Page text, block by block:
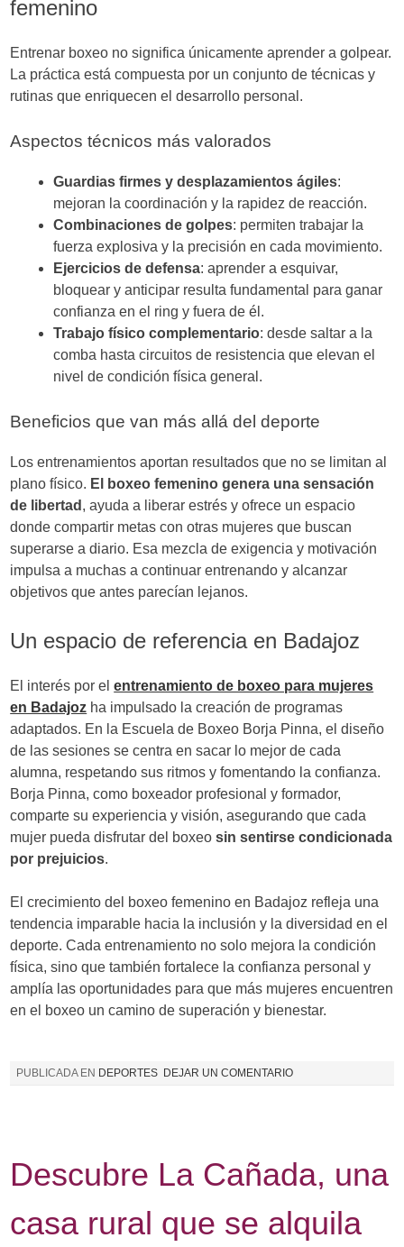
femenino
Entrenar boxeo no significa únicamente aprender a golpear.
La práctica está compuesta por un conjunto de técnicas y
rutinas que enriquecen el desarrollo personal.
Aspectos técnicos más valorados
Guardias firmes y desplazamientos ágiles:
mejoran la coordinación y la rapidez de reacción.
Combinaciones de golpes: permiten trabajar la
fuerza explosiva y la precisión en cada movimiento.
Ejercicios de defensa: aprender a esquivar,
bloquear y anticipar resulta fundamental para ganar
confianza en el ring y fuera de él.
Trabajo físico complementario: desde saltar a la
comba hasta circuitos de resistencia que elevan el
nivel de condición física general.
Beneficios que van más allá del deporte
Los entrenamientos aportan resultados que no se limitan al
plano físico. El boxeo femenino genera una sensación
de libertad , ayuda a liberar estrés y ofrece un espacio
donde compartir metas con otras mujeres que buscan
superarse a diario. Esa mezcla de exigencia y motivación
impulsa a muchas a continuar entrenando y alcanzar
objetivos que antes parecían lejanos.
Un espacio de referencia en Badajoz
El interés por elentrenamiento de boxeo para mujeres
en Badajoz ha impulsado la creación de programas
adaptados. En la Escuela de Boxeo Borja Pinna, el diseño
de las sesiones se centra en sacar lo mejor de cada
alumna, respetando sus ritmos y fomentando la confianza.
Borja Pinna, como boxeador profesional y formador,
comparte su experiencia y visión, asegurando que cada
mujer pueda disfrutar del boxeosin sentirse condicionada
por prejuicios.
El crecimiento del boxeo femenino en Badajoz refleja una
tendencia imparable hacia la inclusión y la diversidad en el
deporte. Cada entrenamiento no solo mejora la condición
física, sino que también fortalece la confianza personal y
amplía las oportunidades para que más mujeres encuentren
en el boxeo un camino de superación y bienestar.
PUBLICADA EN DEPORTES DEJAR UN COMENTARIO
Descubre La Cañada, una
casa rural que se alquila